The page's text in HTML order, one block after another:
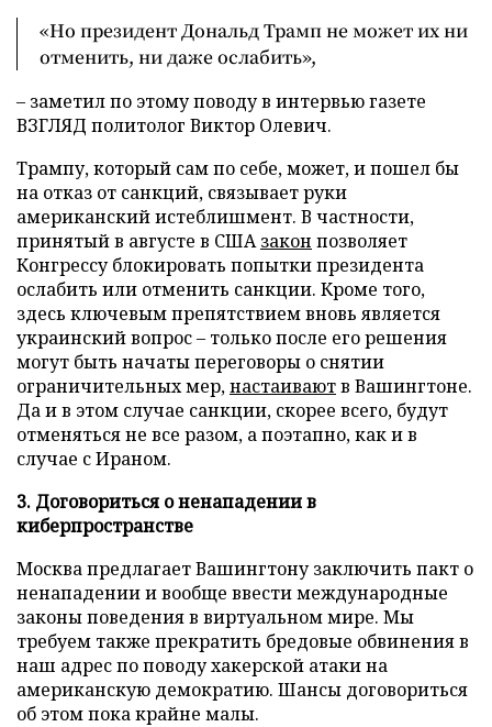
«Но президент Дональд Трамп не может их ни
отменить, ни даже ослабить»,
– заметил по этому поводу в интервью газете
ВЗГЛЯД политолог Виктор Олевич.
Трампу, который сам по себе, может, и пошел бы
на отказ от санкций, связывает руки
американский истеблишмент. В частности,
принятый в августе в СШАзакон позволяет
Конгрессу блокировать попытки президента
ослабить или отменить санкции. Кроме того,
здесь ключевым препятствием вновь является
украинский вопрос – только после его решения
могут быть начаты переговоры о снятии
ограничительных мер,настаиваютв Вашингтоне.
Да и в этом случае санкции, скорее всего, будут
отменяться не все разом, а поэтапно, как и в
случае с Ираном.
3. Договориться о ненападении в
киберпространстве
Москва предлагает Вашингтону заключить пакт о
ненападении и вообще ввести международные
законы поведения в виртуальном мире. Мы
требуем также прекратить бредовые обвинения в
наш адрес по поводу хакерской атаки на
американскую демократию. Шансы договориться
об этом пока крайне малы.